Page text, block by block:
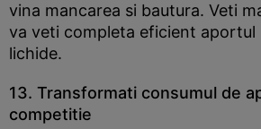
vina mancarea si bautura. Veti
va veti completa eficient aportul
lichide.
13. Transformati consumul de
competitie